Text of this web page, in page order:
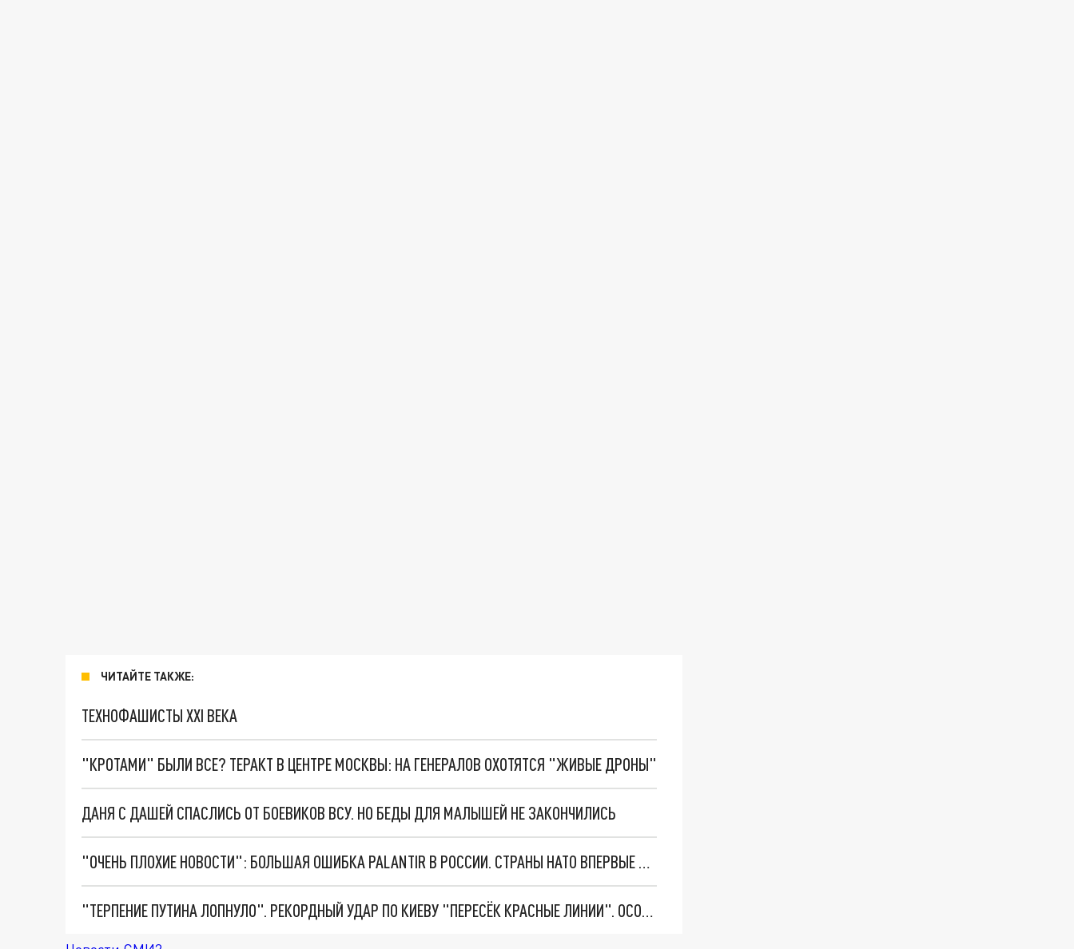
ЧИТАЙТЕ ТАКЖЕ:
ТЕХНОФАШИСТЫ XXI ВЕКА
"КРОТАМИ" БЫЛИ ВСЕ? ТЕРАКТ В ЦЕНТРЕ МОСКВЫ: НА ГЕНЕРАЛОВ ОХОТЯТСЯ "ЖИВЫЕ ДРОНЫ"
ДАНЯ С ДАШЕЙ СПАСЛИСЬ ОТ БОЕВИКОВ ВСУ. НО БЕДЫ ДЛЯ МАЛЫШЕЙ НЕ ЗАКОНЧИЛИСЬ
"ОЧЕНЬ ПЛОХИЕ НОВОСТИ": БОЛЬШАЯ ОШИБКА PALANTIR В РОССИИ. СТРАНЫ НАТО ВПЕРВЫЕ ЗА СВО ОСТАНОВИЛИ ПОСТАВКИ ОРУЖИЯ. ВСУ ТЕРЯЮТ ПРИГРАНИЧЬЕ?
"ТЕРПЕНИЕ ПУТИНА ЛОПНУЛО". РЕКОРДНЫЙ УДАР ПО КИЕВУ "ПЕРЕСЁК КРАСНЫЕ ЛИНИИ". ОСОБЫЕ СПЕЦЫ КНДР НА ЛБС? ТАЙНЫЕ ПЕРЕГОВОРЫ ЕВРОПЫ И МОСКВЫ